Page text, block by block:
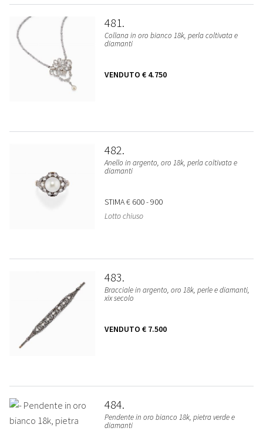
481
Collana in oro bianco 18k, perla coltivata e
diamanti
VENDUTO € 4.750
482
Anello in argento, oro 18k, perla coltivata e
diamanti
STIMA€ 600 - 900
Lotto chiuso
483
Bracciale in argento, oro 18k, perle e diamanti,
xix secolo
VENDUTO € 7.500
484
Pendente in oro bianco 18k, pietra verde e
diamanti